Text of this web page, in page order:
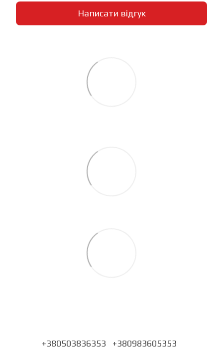
Написати відгук
+380503836353 +380983605353